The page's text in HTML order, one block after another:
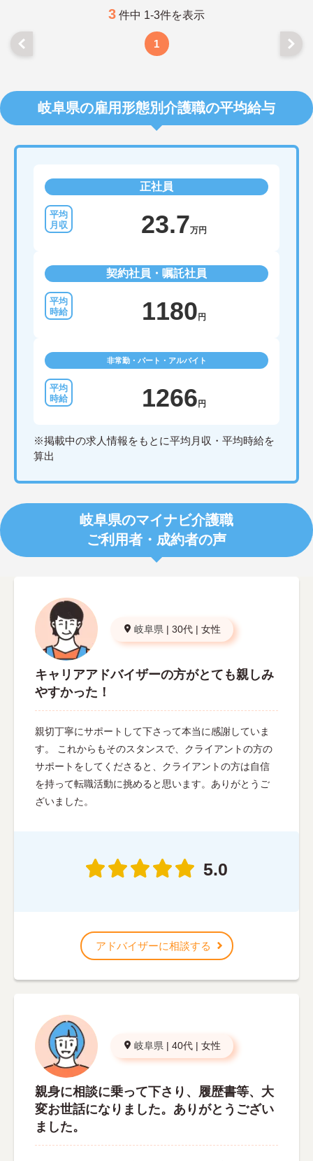
3 件中 1-3件を表示
1
岐阜県の雇用形態別介護職の平均給与
正社員
23.7万円
契約社員・嘱託社員
1180 円
非常勤・パート・アルバイト
1266 円
※掲載中の求人情報をもとに平均月収・平均時給を
算出
岐阜県のマイナビ介護職
ご利用者・成約者の声
岐阜県 | 30代 | 女性
キャリアアドバイザーの方がとても親しみ
やすかった！
親切丁寧にサポートして下さって本当に感謝していま
す。 これからもそのスタンスで、クライアントの方の
サポートをしてくださると、クライアントの方は自信
を持って転職活動に挑めると思います。ありがとうご
ざいました。
5.0
アドバイザーに相談する
岐阜県 | 40代 | 女性
親身に相談に乗って下さり、履歴書等、大
変お世話になりました。ありがとうござい
ました。